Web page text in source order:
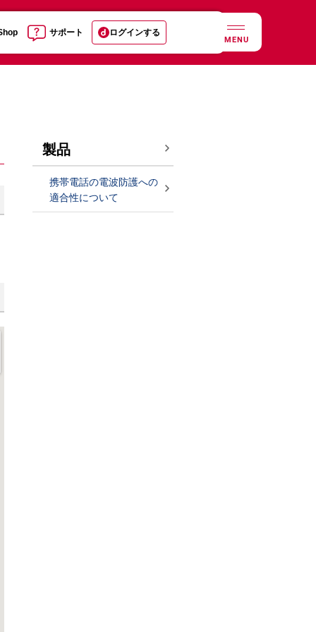
サポート ログインする
MENU
製品
携帯電話の電波防護への
適合性について